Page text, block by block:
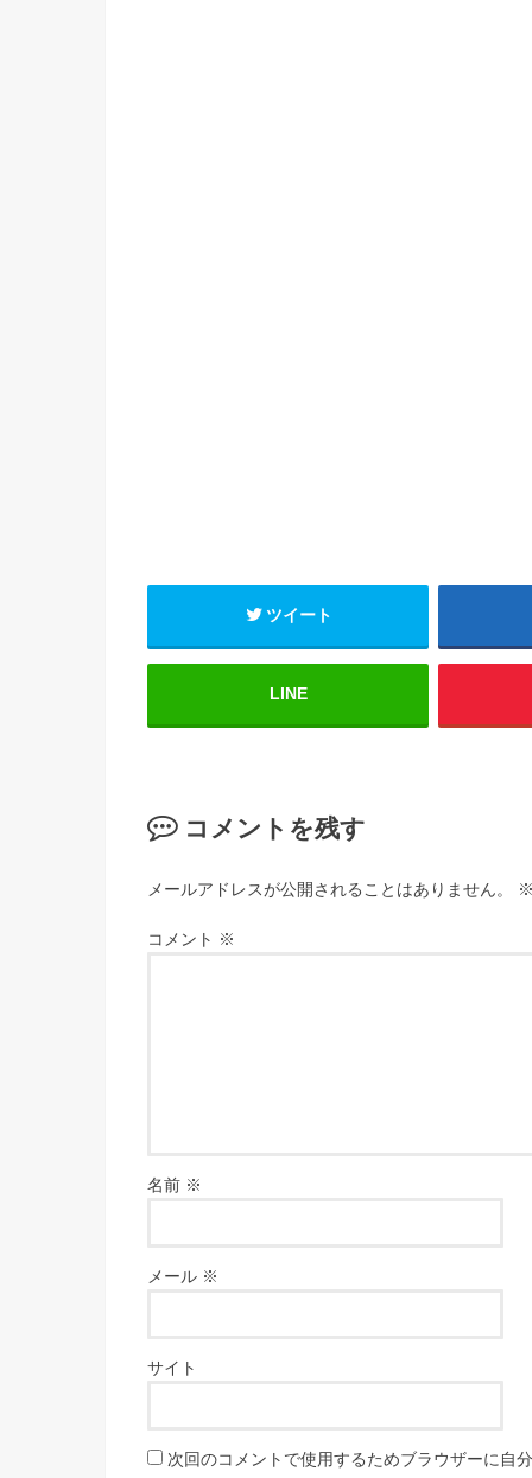
ツイート
LINE
コメントを残す
メールアドレスが公開されることはありません。
コメント ※
名前 ※
メール ※
サイト
次回のコメントで使用するためブラウザーに自